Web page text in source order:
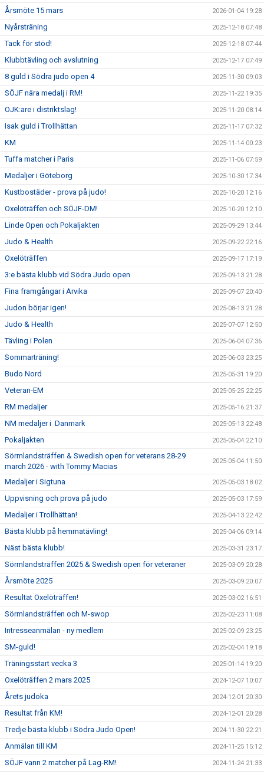
Årsmöte 15 mars 2026-01-04 19:28
Nyårsträning 2025-12-18 07:48
Tack för stöd! 2025-12-18 07:44
Klubbtävling och avslutning 2025-12-17 07:49
8 guld i Södra judo open 4 2025-11-30 09:03
SÖJF nära medalj i RM! 2025-11-22 19:35
OJK:are i distriktslag! 2025-11-20 08:14
Isak guld i Trollhättan 2025-11-17 07:32
KM 2025-11-14 00:23
Tuffa matcher i Paris 2025-11-06 07:59
Medaljer i Göteborg 2025-10-30 17:34
Kustbostäder - prova på judo! 2025-10-20 12:16
Oxelöträffen och SÖJF-DM! 2025-10-20 12:10
Linde Open och Pokaljakten 2025-09-29 13:44
Judo & Health 2025-09-22 22:16
Oxelöträffen 2025-09-17 17:19
3:e bästa klubb vid Södra Judo open 2025-09-13 21:28
Fina framgångar i Arvika 2025-09-07 20:40
Judon börjar igen! 2025-08-13 21:28
Judo & Health 2025-07-07 12:50
Tävling i Polen 2025-06-04 07:36
Sommarträning! 2025-06-03 23:25
Budo Nord 2025-05-31 19:20
Veteran-EM 2025-05-25 22:25
RM medaljer 2025-05-16 21:37
NM medaljer i Danmark 2025-05-13 22:48
Pokaljakten 2025-05-04 22:10
Sörmlandsträffen & Swedish open for veterans 28-29
march 2026 - with Tommy Macias
2025-05-04 11:50
Medaljer i Sigtuna 2025-05-03 18:02
Uppvisning och prova på judo 2025-05-03 17:59
Medaljer i Trollhättan! 2025-04-13 22:42
Bästa klubb på hemmatävling! 2025-04-06 09:14
Näst bästa klubb! 2025-03-31 23:17
Sörmlandsträffen 2025 & Swedish open för veteraner 2025-03-09 20:28
Årsmöte 2025 2025-03-09 20:07
Resultat Oxelöträffen! 2025-03-02 16:51
Sörmlandsträffen och M-swop 2025-02-23 11:08
Intresseanmälan - ny medlem 2025-02-09 23:25
SM-guld! 2025-02-04 19:18
Träningsstart vecka 3 2025-01-14 19:20
Oxelöträffen 2 mars 2025 2024-12-07 10:07
Årets judoka 2024-12-01 20:30
Resultat från KM! 2024-12-01 20:28
Tredje bästa klubb i Södra Judo Open! 2024-11-30 22:21
Anmälan till KM 2024-11-25 15:12
SÖJF vann 2 matcher på Lag-RM! 2024-11-24 21:33